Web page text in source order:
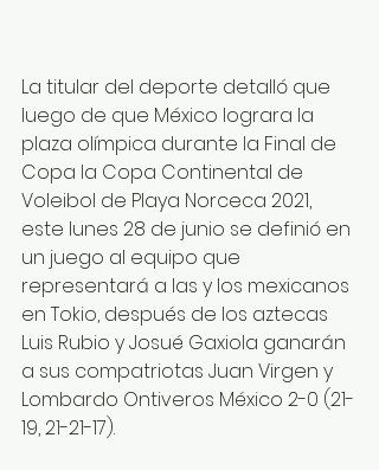
La titular del deporte detalló que
luego de que México lograra la
plaza olímpica durante la Final de
Copa la Copa Continental de
Voleibol de Playa Norceca 2021,
este lunes 28 de junio se definió en
un juego al equipo que
representará a las y los mexicanos
en Tokio, después de los aztecas
Luis Rubio y Josué Gaxiola ganarán
a sus compatriotas Juan Virgen y
Lombardo Ontiveros México 2-0 (21-
19, 21-21-17).